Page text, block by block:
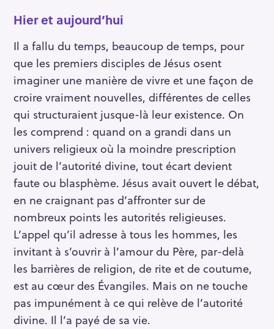
Hier et aujourd’hui
Il a fallu du temps, beaucoup de temps, pour
que les premiers disciples de Jésus osent
imaginer une manière de vivre et une façon de
croire vraiment nouvelles, différentes de celles
qui structuraient jusque-là leur existence. On
les comprend : quand on a grandi dans un
univers religieux où la moindre prescription
jouit de l’autorité divine, tout écart devient
faute ou blasphème. Jésus avait ouvert le débat,
en ne craignant pas d’affronter sur de
nombreux points les autorités religieuses.
L’appel qu’il adresse à tous les hommes, les
invitant à s’ouvrir à l’amour du Père, par-delà
les barrières de religion, de rite et de coutume,
est au cœur des Évangiles. Mais on ne touche
pas impunément à ce qui relève de l’autorité
divine. Il l’a payé de sa vie.